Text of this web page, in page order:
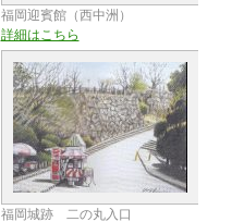
福岡迎賓館（西中洲）
詳細はこちら
福岡城跡 二の丸入口